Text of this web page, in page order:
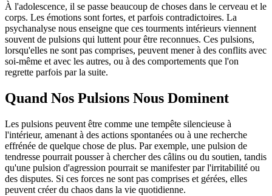
À l'adolescence, il se passe beaucoup de choses dans le cerveau et le
corps. Les émotions sont fortes, et parfois contradictoires. La
psychanalyse nous enseigne que ces tourments intérieurs viennent
souvent de pulsions qui luttent pour être reconnues. Ces pulsions,
lorsqu'elles ne sont pas comprises, peuvent mener à des conflits avec
soi-même et avec les autres, ou à des comportements que l'on
regrette parfois par la suite.
Quand Nos Pulsions Nous Dominent
Les pulsions peuvent être comme une tempête silencieuse à
l'intérieur, amenant à des actions spontanées ou à une recherche
effrénée de quelque chose de plus. Par exemple, une pulsion de
tendresse pourrait pousser à chercher des câlins ou du soutien, tandis
qu'une pulsion d'agression pourrait se manifester par l'irritabilité ou
des disputes. Si ces forces ne sont pas comprises et gérées, elles
peuvent créer du chaos dans la vie quotidienne.